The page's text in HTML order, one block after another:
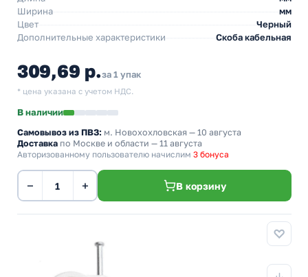
Ширина
мм
Цвет
Черный
Дополнительные характеристики
Скоба кабельная
309,69 р.за 1 упак
* цена указана с учетом НДС.
В наличии
Самовывоз из ПВЗ: м. Новохохловская — 10 августа
Доставка по Москве и области — 11 августа
Авторизованному пользователю начислим 3 бонуса
− + В корзину